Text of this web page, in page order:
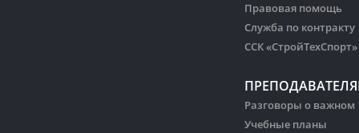
Правовая помощь
Служба по контракту
ССК «СтройТехСпорт»
Разговоры о важном
Учебные планы